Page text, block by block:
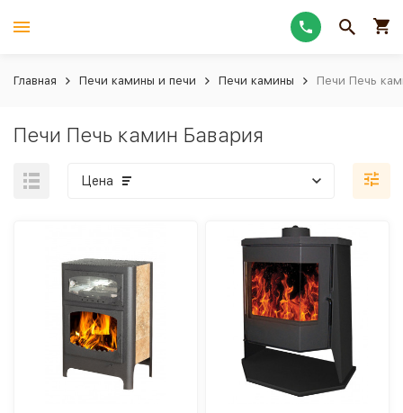
Главная Печи камины и печи Печи камины Печи Печь
Печи Печь камин Бавария
Цена